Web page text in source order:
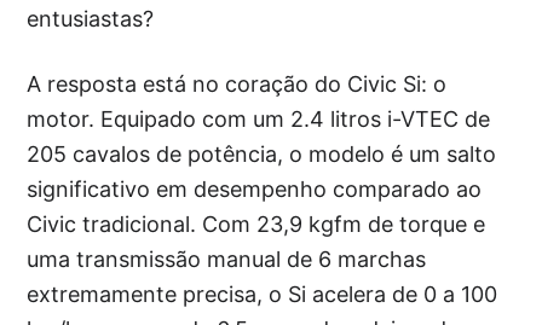
entusiastas?
A resposta está no coração do Civic Si: o
motor. Equipado com um 2.4 litros i-VTEC de
205 cavalos de potência, o modelo é um salto
significativo em desempenho comparado ao
Civic tradicional. Com 23,9 kgfm de torque e
uma transmissão manual de 6 marchas
extremamente precisa, o Si acelera de 0 a 100